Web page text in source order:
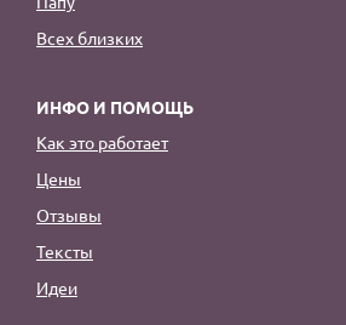
Всех близких
ИНФО И ПОМОЩЬ
Как это работает
Цены
Отзывы
Тексты
Идеи